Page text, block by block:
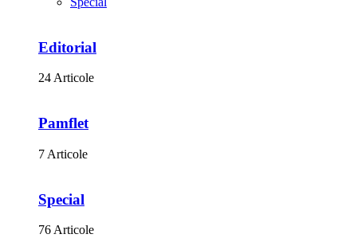
Editorial
24 Articole
Pamflet
7 Articole
Special
76 Articole